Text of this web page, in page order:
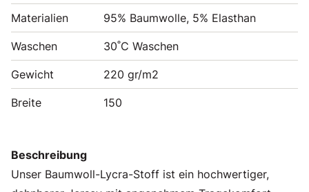
Materialien 95% Baumwolle, 5% Elasthan
Waschen 30˚C Waschen
Gewicht 220 gr/m2
Breite 150
Beschreibung
Unser Baumwoll-Lycra-Stoff ist ein hochwertiger,